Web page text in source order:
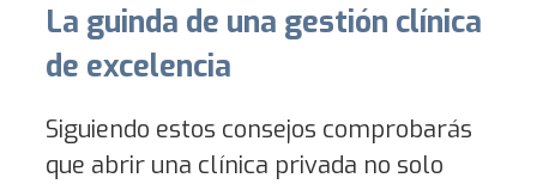
La guinda de una gestión clínica
de excelencia
Siguiendo estos consejos comprobarás
que abrir una clínica privada no solo